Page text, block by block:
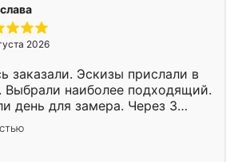
2026
заказали. Эскизы прислали в
Выбрали наиболее подходящий.
день для замера. Через 3
была уже готова. Остались
Спасибо Ренессанс
работу!